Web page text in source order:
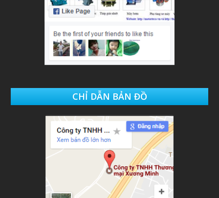
CHỈ DẪN BẢN ĐỒ